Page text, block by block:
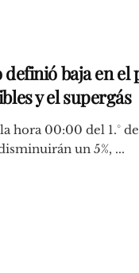
baja en el
y el supergás
hora 00:00 del 1.°
un 5%, ...